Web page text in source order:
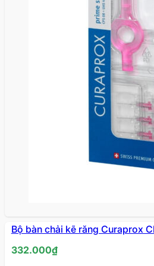
Bộ bàn chải kẽ răng Curaprox
332.000₫